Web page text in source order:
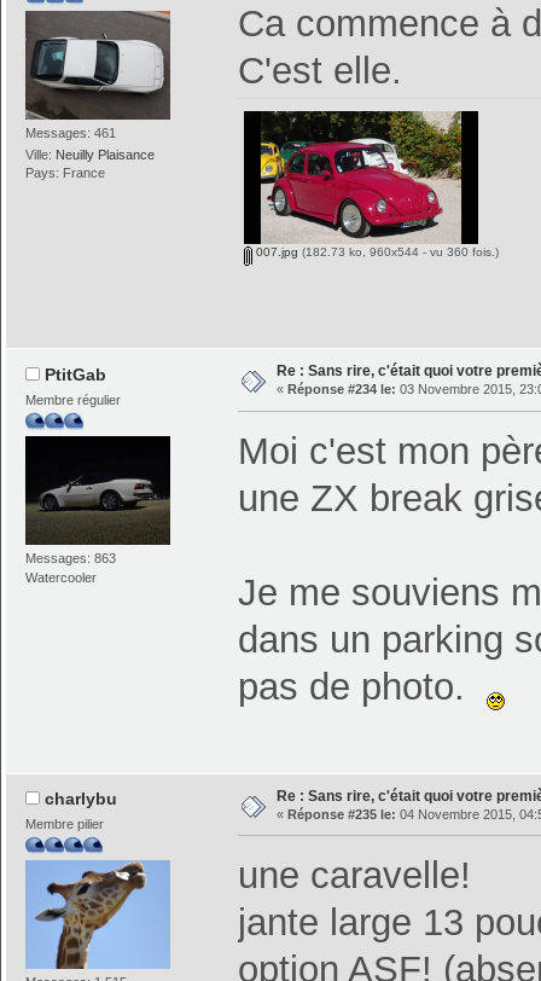
Messages: 461
Ville: Neuilly Plaisance
Pays: France
Ca commence à
C'est elle.
007.jpg (182.73 ko, 960x544 - vu 360 fois.)
PtitGab
Membre régulier
Messages: 863
Watercooler
Re : Sans rire, c'était quoi votre
« Réponse #234 le: 03 Novembre 2015,
Moi c'est mon
une ZX break
Je me souviens
dans un parking
pas de photo.
charlybu
Membre pilier
Re : Sans rire, c'était quoi votre
« Réponse #235 le: 04 Novembre 2015,
une caravelle!
jante large 13
option ASF!